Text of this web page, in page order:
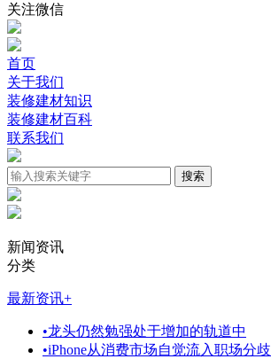
关注微信
首页
关于我们
装修建材知识
装修建材百科
联系我们
新闻资讯
分类
最新资讯+
•龙头仍然勉强处于增加的轨道中
•iPhone从消费市场自觉流入职场分歧